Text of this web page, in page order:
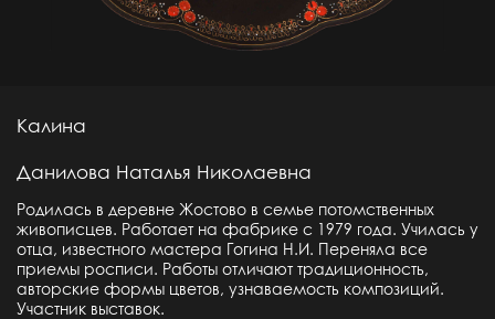
Калина
Данилова Наталья Николаевна
Родилась в деревне Жостово в семье потомственных
живописцев. Работает на фабрике с 1979 года. Училась у
отца, известного мастера Гогина Н.И. Переняла все
приемы росписи. Работы отличают традиционность,
авторские формы цветов, узнаваемость композиций.
Участник выставок.